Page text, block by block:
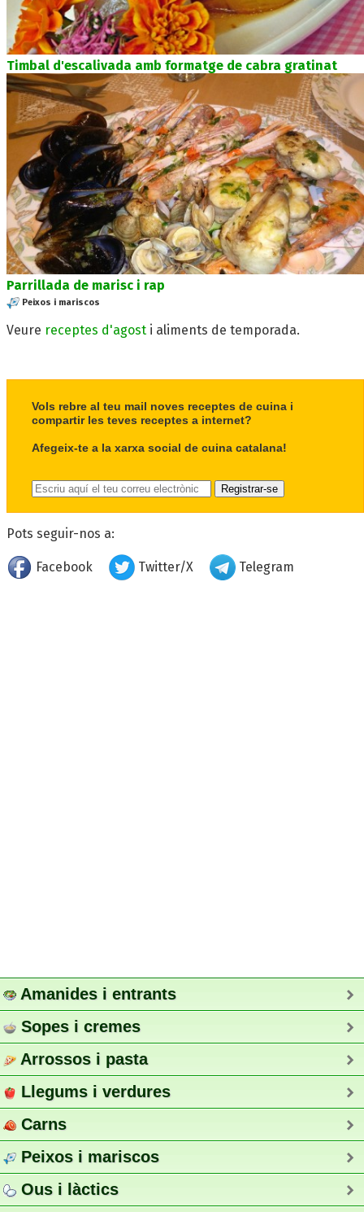
Timbal d'escalivada amb formatge de cabra gratinat
Parrillada de marisc i rap
Peixos i mariscos
Veure receptes d'agost i aliments de temporada.
Vols rebre al teu mail noves receptes de cuina i
compartir les teves receptes a internet?
Afegeix-te a la xarxa social de cuina catalana!
Pots seguir-nos a:
Facebook Twitter/X Telegram
Amanides i entrants
Sopes i cremes
Arrossos i pasta
Llegums i verdures
Carns
Peixos i mariscos
Ous i làctics